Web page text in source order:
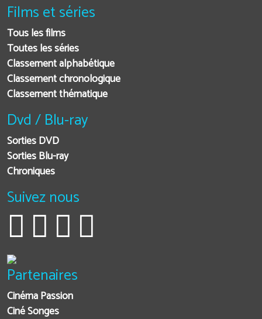
Films et séries
Tous les films
Toutes les séries
Classement alphabétique
Classement chronologique
Classement thématique
Dvd / Blu-ray
Sorties DVD
Sorties Blu-ray
Chroniques
Suivez nous
Partenaires
Cinéma Passion
Ciné Songes